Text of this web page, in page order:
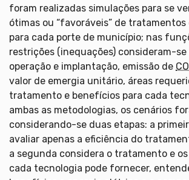
foram realizadas simulações para se
ótimas ou “favoráveis” de tratamentos
para cada porte de município; nas
restrições (inequações) consideram-
operação e implantação, emissão de
valor de emergia unitário, áreas
tratamento e benefícios para cada
ambas as metodologias, os cenários
considerando-se duas etapas: a
avaliar apenas a eficiência do
a segunda considera o tratamento e
cada tecnologia pode fornecer,